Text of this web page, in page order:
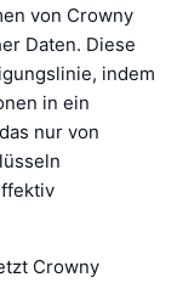
von Crowny
Daten. Diese
indem
in ein
nur von
Crowny